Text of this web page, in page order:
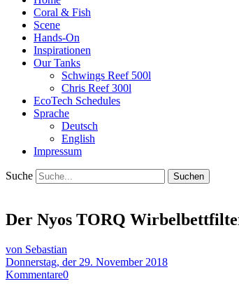
Coral & Fish
Scene
Hands-On
Inspirationen
Our Tanks
Schwings Reef 500l
Chris Reef 300l
EcoTech Schedules
Sprache
Deutsch
English
Impressum
Suche
Der Nyos TORQ
von Sebastian
Donnerstag, der 29. November 2018
Kommentare0